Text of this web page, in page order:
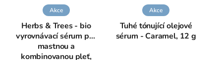
Akce
Herbs & Trees - bio
vyrovnávací sérum pro
mastnou a
kombinovanou pleť,
Akce
Tuhé tónující olejové
sérum - Caramel, 12 g